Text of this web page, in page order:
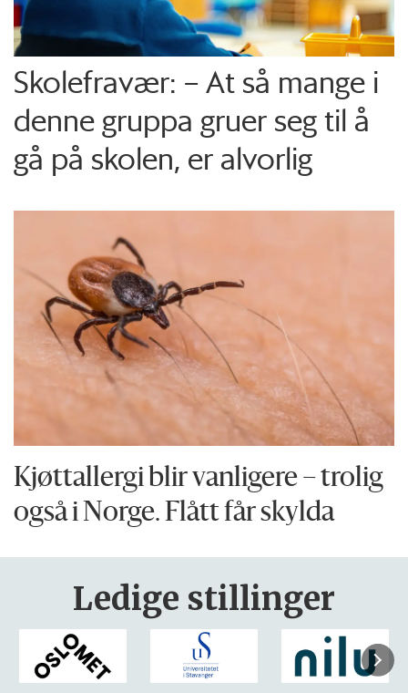
Skolefravær: – At så mange i
denne gruppa gruer seg til å
gå på skolen, er alvorlig
Kjøttallergi blir vanligere – trolig
også i Norge. Flått får skylda
Ledige stillinger